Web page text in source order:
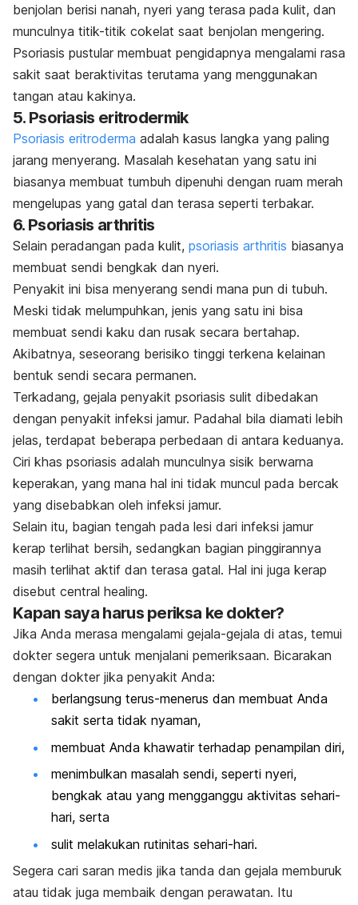
benjolan berisi nanah, nyeri yang terasa pada kulit, dan
munculnya titik-titik cokelat saat benjolan mengering.
Psoriasis pustular membuat pengidapnya mengalami rasa
sakit saat beraktivitas terutama yang menggunakan
tangan atau kakinya.
5. Psoriasis eritrodermik
Psoriasis eritroderma adalah kasus langka yang paling
jarang menyerang. Masalah kesehatan yang satu ini
biasanya membuat tumbuh dipenuhi dengan ruam merah
mengelupas yang gatal dan terasa seperti terbakar.
6. Psoriasis arthritis
Selain peradangan pada kulit, psoriasis arthritis biasanya
membuat sendi bengkak dan nyeri.
Penyakit ini bisa menyerang sendi mana pun di tubuh.
Meski tidak melumpuhkan, jenis yang satu ini bisa
membuat sendi kaku dan rusak secara bertahap.
Akibatnya, seseorang berisiko tinggi terkena kelainan
bentuk sendi secara permanen.
Terkadang, gejala penyakit psoriasis sulit dibedakan
dengan penyakit infeksi jamur. Padahal bila diamati lebih
jelas, terdapat beberapa perbedaan di antara keduanya.
Ciri khas psoriasis adalah munculnya sisik berwarna
keperakan, yang mana hal ini tidak muncul pada bercak
yang disebabkan oleh infeksi jamur.
Selain itu, bagian tengah pada lesi dari infeksi jamur
kerap terlihat bersih, sedangkan bagian pinggirannya
masih terlihat aktif dan terasa gatal. Hal ini juga kerap
disebut central healing.
Kapan saya harus periksa ke dokter?
Jika Anda merasa mengalami gejala-gejala di atas, temui
dokter segera untuk menjalani pemeriksaan. Bicarakan
dengan dokter jika penyakit Anda:
berlangsung terus-menerus dan membuat Anda
sakit serta tidak nyaman,
membuat Anda khawatir terhadap penampilan diri,
menimbulkan masalah sendi, seperti nyeri,
bengkak atau yang mengganggu aktivitas sehari-
hari, serta
sulit melakukan rutinitas sehari-hari.
Segera cari saran medis jika tanda dan gejala memburuk
atau tidak juga membaik dengan perawatan. Itu